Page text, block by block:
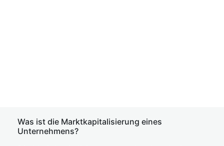
Was ist die Marktkapitalisierung eines
Unternehmens?